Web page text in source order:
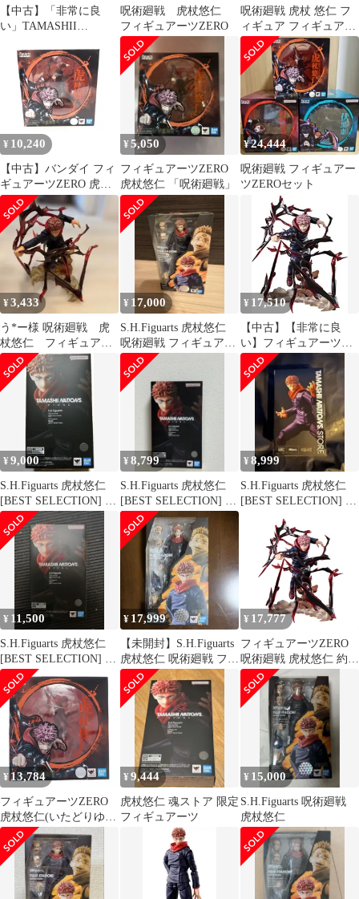
【中古】「非常に良
い」TAMASHII
ツZERO 呪術廻戦 虎杖
悠仁 約190mm PVC・
ABS製 塗装済み完成品
フィギュア 203131
呪術廻戦 虎杖悠仁
フィギュアーツZERO
呪術廻戦 虎杖 悠仁 フ
ィギュア フィギュアー
ツ
¥ 10,240
【中古】バンダイ フィ
ギュアーツZERO 虎杖
悠仁 開封品 呪術廻戦
[97]
¥5,050
フィギュアーツZERO
虎杖悠仁 「呪術廻戦」
¥24,444
呪術廻戦 フィギュアー
ツZEROセット
¥3,433
う*ー様 呪術廻戦 虎
杖悠仁 フィギュアー
ツ ゼロ figuarts zero
¥ 17,000
S.H.Figuarts 虎杖悠仁
呪術廻戦 フィギュアー
ツ
¥ 17,510
【中古】【非常に良
い】フィギュアーツ
ZERO 呪術廻戦 虎杖悠
仁 約190mm PVC・ABS
製 塗装済み完成品フィ
ギュア 203131
¥9,000
S.H.Figuarts 虎杖悠仁
[BEST SELECTION] 呪
術廻戦
¥8,799
S.H.Figuarts 虎杖悠仁
[BEST SELECTION] 呪
術廻戦
¥8,999
S.H.Figuarts 虎杖悠仁
[BEST SELECTION] 呪
¥ 11,500
S.H.Figuarts 虎杖悠仁
[BEST SELECTION] 呪
術廻戦
¥ 17,999
【未開封】S.H.Figuarts
虎杖悠仁 呪術廻戦 フィ
ギュア
¥ 17,777
フィギュアーツZERO
呪術廻戦 虎杖悠仁 約
190mm PVC・ABS製 塗
装済み完成品フィギュ
ア 203131(中古品)
¥13,784
フィギュアーツZERO
虎杖悠仁(いたどりゆう
じ) 呪術廻戦 完成品 フ
ィギュア バンダイスピ
リッツ
¥9,444
虎杖悠仁 魂ストア 限定
フィギュアーツ
¥ 15,000
S.H.Figuarts 呪術廻戦
虎杖悠仁